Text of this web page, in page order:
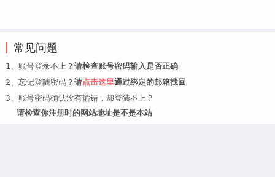
常见问题
1、账号登录不上？ 请检查账号密码输入是否正确
2、忘记登陆密码？ 请点击这里通过绑定的邮箱找回
3、账号密码确认没有输错，却登陆不上？
请检查你注册时的网站地址是不是本站